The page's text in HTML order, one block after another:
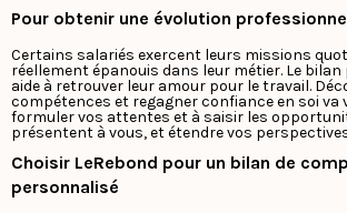
Pour obtenir une évolution
Certains salariés exercent leurs missions
réellement épanouis dans leur métier. Le
aide à retrouver leur amour pour le travail.
compétences et regagner confiance en soi va
formuler vos attentes et à saisir les
présentent à vous, et étendre vos
Choisir LeRebond pour un bilan de
personnalisé